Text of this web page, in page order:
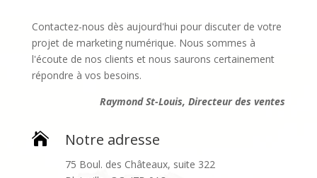
Contactez-nous dès aujourd'hui pour discuter de votre
projet de marketing numérique. Nous sommes à
l'écoute de nos clients et nous saurons certainement
répondre à vos besoins.
Raymond St-Louis, Directeur des ventes
 Notre adresse
75 Boul. des Châteaux, suite 322